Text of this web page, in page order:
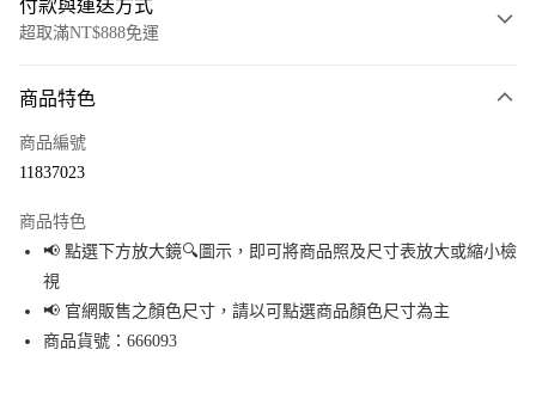
付款與運送方式
超取滿NT$888免運
信用卡一次付款
Apple Pay
街口支付
悠遊付
商品特色
商品編號
11837023
商品特色
📢 點選下方放大鏡🔍圖示，即可將商品照及尺寸表放大或縮小檢
視
📢 官網販售之顏色尺寸，請以可點選商品顏色尺寸為主
商品貨號：666093